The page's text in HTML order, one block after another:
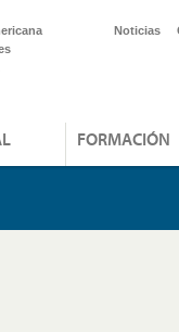
Noticias
FORMACIÓN